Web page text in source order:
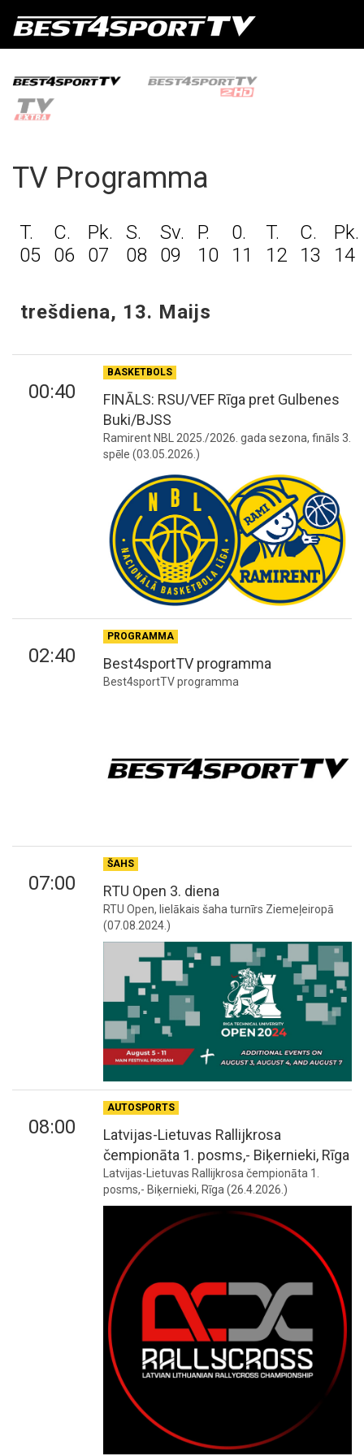
TV Programma
T.
05
C.
06
Pk.
07
S.
08
Sv.
09
P.
10
0.
11
T.
12
C.
13
Pk.
14
trešdiena, 13. Maijs
00:40
BASKETBOLS
FINĀLS: RSU/VEF Rīga pret Gulbenes
Buki/BJSS
Ramirent NBL 2025./2026. gada sezona, fināls 3.
spēle (03.05.2026.)
02:40
PROGRAMMA
Best4sportTV programma
Best4sportTV programma
07:00
ŠAHS
RTU Open 3. diena
RTU Open, lielākais šaha turnīrs Ziemeļeiropā
(07.08.2024.)
08:00
AUTOSPORTS
Latvijas-Lietuvas Rallijkrosa
čempionāta 1. posms,- Biķernieki, Rīga
Latvijas-Lietuvas Rallijkrosa čempionāta 1.
posms,- Biķernieki, Rīga (26.4.2026.)